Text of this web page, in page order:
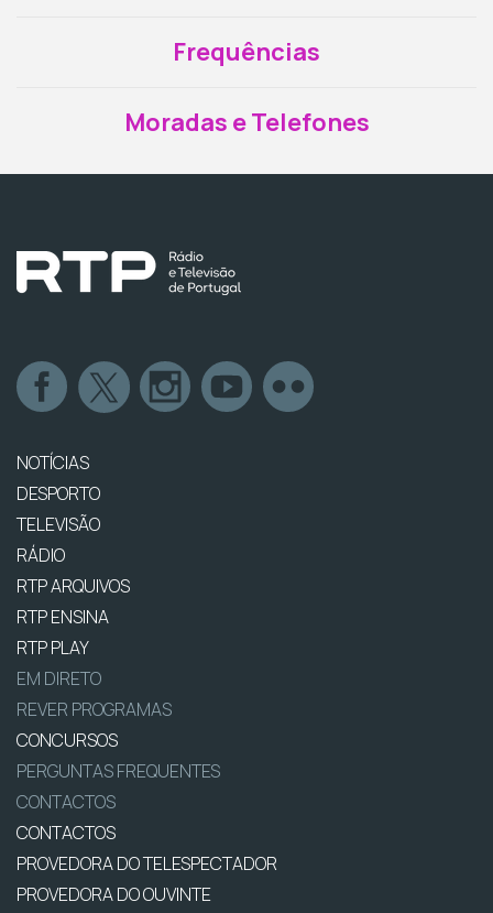
Frequências
Moradas e Telefones
NOTÍCIAS
DESPORTO
TELEVISÃO
RÁDIO
RTP ARQUIVOS
RTP ENSINA
RTP PLAY
EM DIRETO
REVER PROGRAMAS
CONCURSOS
PERGUNTAS FREQUENTES
CONTACTOS
CONTACTOS
PROVEDORA DO TELESPECTADOR
PROVEDORA DO OUVINTE